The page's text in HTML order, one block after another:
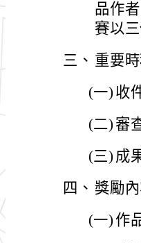
品作
賽以
三、 重要時
(一) 收
(二) 審
(三) 成
四、 獎勵內
(一) 作